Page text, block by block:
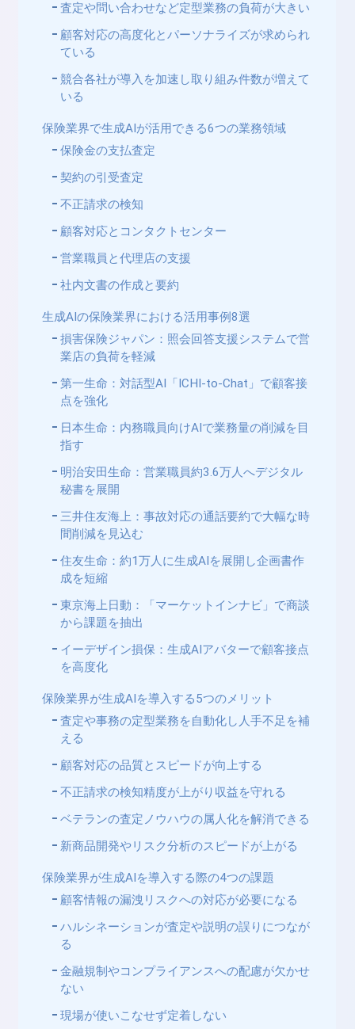
査定や問い合わせなど定型業務の負荷が大きい
顧客対応の高度化とパーソナライズが求められ
ている
競合各社が導入を加速し取り組み件数が増えて
いる
保険業界で生成AIが活用できる6つの業務領域
保険金の支払査定
契約の引受査定
不正請求の検知
顧客対応とコンタクトセンター
営業職員と代理店の支援
社内文書の作成と要約
生成AIの保険業界における活用事例8選
損害保険ジャパン：照会回答支援システムで営
業店の負荷を軽減
第一生命：対話型AI「ICHI-to-Chat」で顧客接
点を強化
日本生命：内務職員向けAIで業務量の削減を目
指す
明治安田生命：営業職員約3.6万人へデジタル
秘書を展開
三井住友海上：事故対応の通話要約で大幅な時
間削減を見込む
住友生命：約1万人に生成AIを展開し企画書作
成を短縮
東京海上日動：「マーケットインナビ」で商談
から課題を抽出
イーデザイン損保：生成AIアバターで顧客接点
を高度化
保険業界が生成AIを導入する5つのメリット
査定や事務の定型業務を自動化し人手不足を補
える
顧客対応の品質とスピードが向上する
不正請求の検知精度が上がり収益を守れる
ベテランの査定ノウハウの属人化を解消できる
新商品開発やリスク分析のスピードが上がる
保険業界が生成AIを導入する際の4つの課題
顧客情報の漏洩リスクへの対応が必要になる
ハルシネーションが査定や説明の誤りにつなが
る
金融規制やコンプライアンスへの配慮が欠かせ
ない
現場が使いこなせず定着しない